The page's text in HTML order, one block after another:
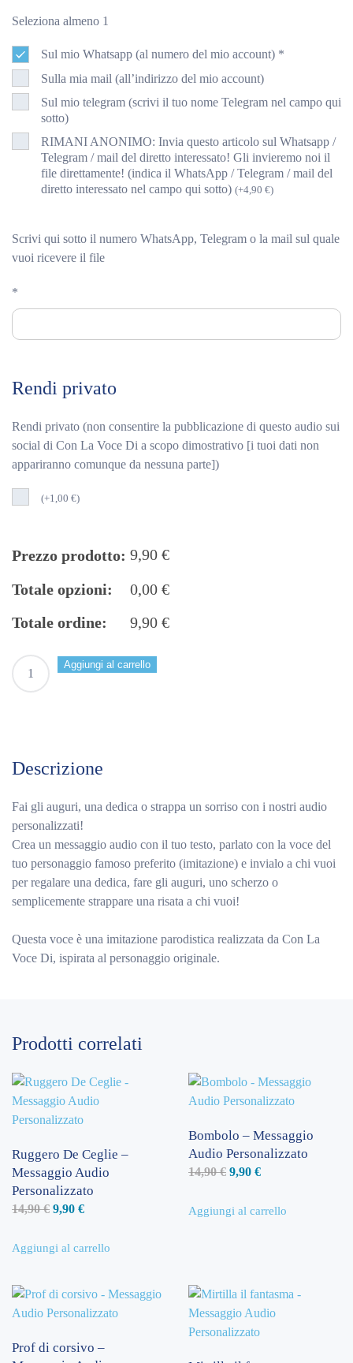
Seleziona almeno 1
Sul mio Whatsapp (al numero del mio account) *
Sulla mia mail (all’indirizzo del mio account)
Sul mio telegram (scrivi il tuo nome Telegram nel campo qui
sotto)
RIMANI ANONIMO: Invia questo articolo sul Whatsapp /
Telegram / mail del diretto interessato! Gli invieremo noi il
file direttamente! (indica il WhatsApp / Telegram / mail del
diretto interessato nel campo qui sotto) (+4,90 €)
Scrivi qui sotto il numero WhatsApp, Telegram o la mail sul quale
vuoi ricevere il file
*
Rendi privato
Rendi privato (non consentire la pubblicazione di questo audio sui
social di Con La Voce Di a scopo dimostrativo [i tuoi dati non
appariranno comunque da nessuna parte])
(+1,00 €)
Prezzo prodotto: 9,90 €
Totale opzioni:
0,00 €
Totale ordine:
9,90 €
Mike
Bongiorno
quantità
Aggiungi al carrello
Descrizione
Fai gli auguri, una dedica o strappa un sorriso con i nostri audio
personalizzati!
Crea un messaggio audio con il tuo testo, parlato con la voce del
tuo personaggio famoso preferito (imitazione) e invialo a chi vuoi
per regalare una dedica, fare gli auguri, uno scherzo o
semplicemente strappare una risata a chi vuoi!
Questa voce è una imitazione parodistica realizzata da Con La
Voce Di, ispirata al personaggio originale.
Prodotti correlati
Ruggero De Ceglie –
Messaggio Audio
Personalizzato
14,90€ Il
originale
9,90 €Il
attuale
Aggiungi al carrello
Bombolo – Messaggio
Audio Personalizzato
14,90€ Il
originale
9,90 €Il
attuale
Aggiungi al carrello
Prof di corsivo –